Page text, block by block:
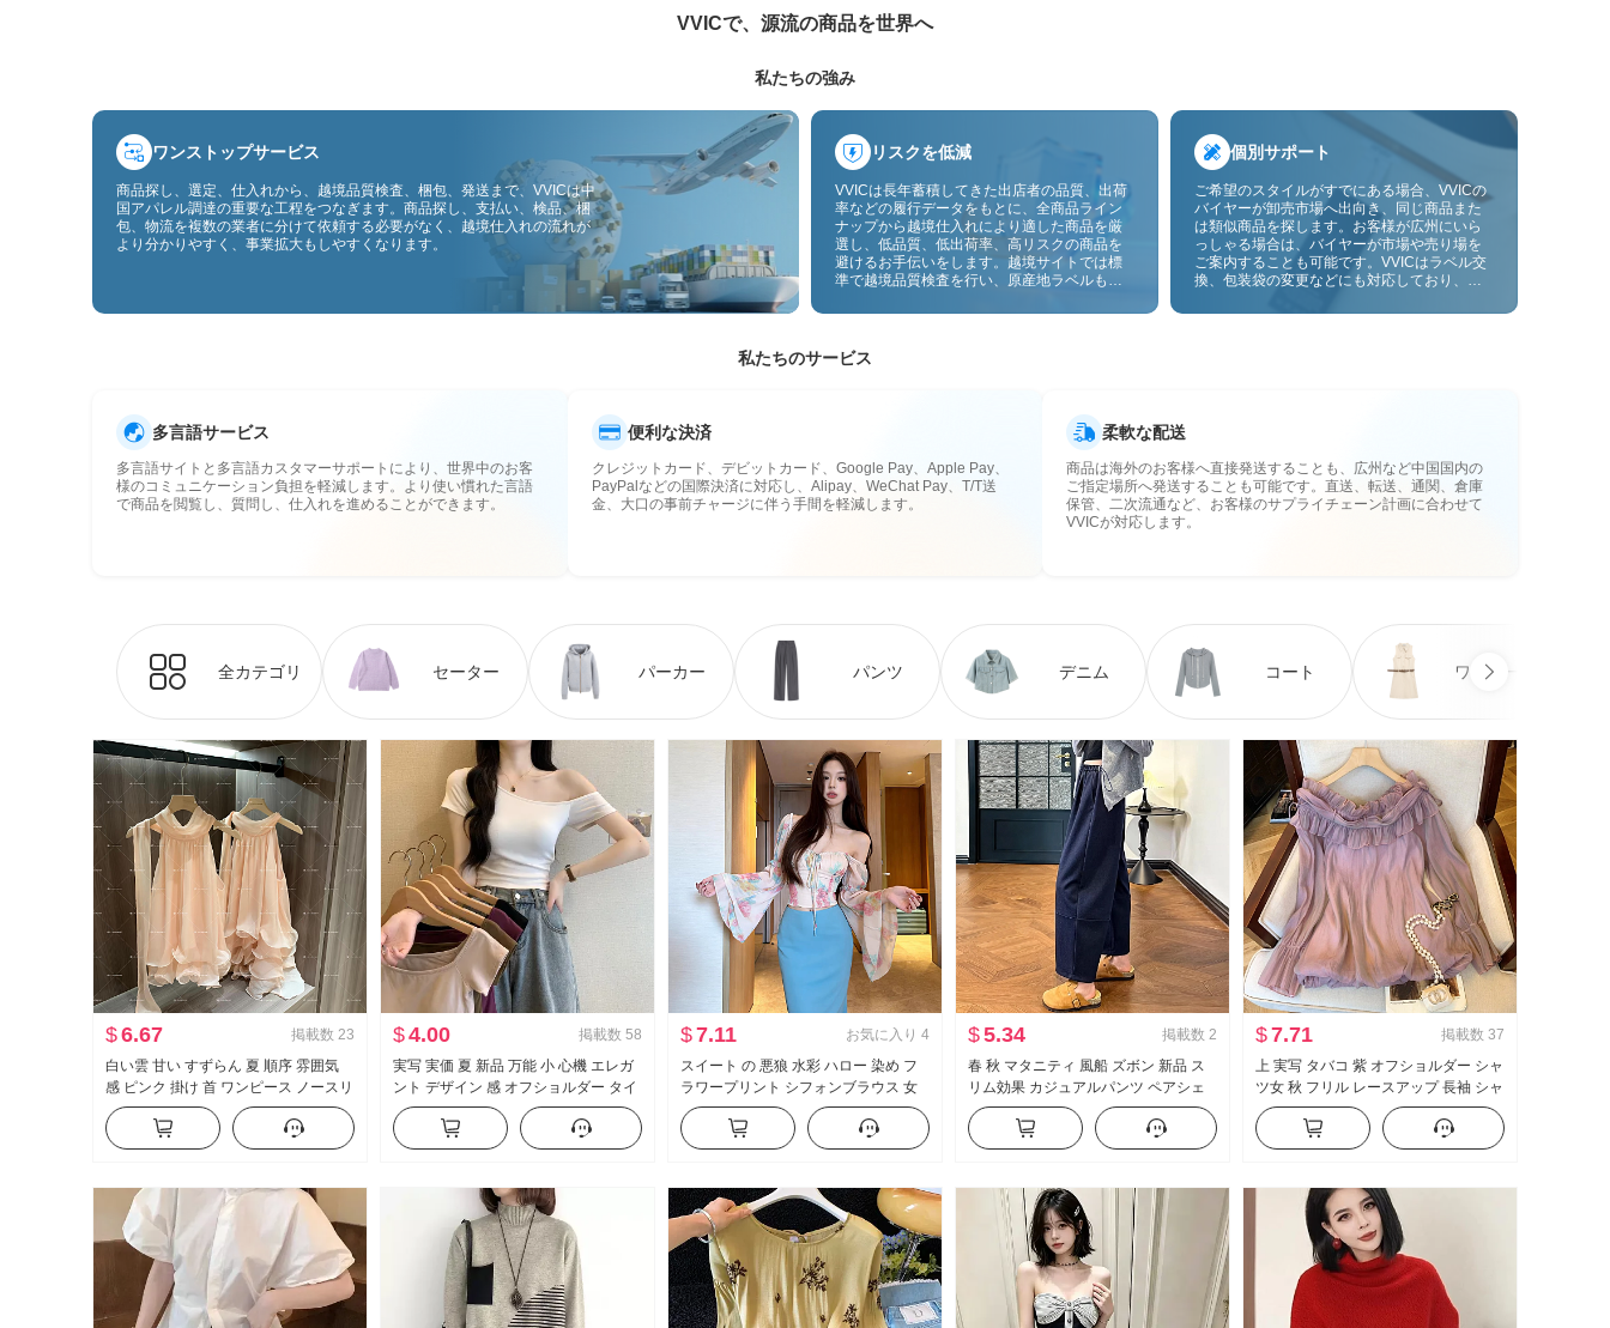
VVICで、源流の商品を世界へ
私たちの強み
ワンストップサービス
商品探し、選定、仕入れから、越境品質検査、梱包、発送まで、VVICは中
国アパレル調達の重要な工程をつなぎます。商品探し、支払い、検品、梱
包、物流を複数の業者に分けて依頼する必要がなく、越境仕入れの流れが
より分かりやすく、事業拡大もしやすくなります。
リスクを低減
VVICは長年蓄積してきた出店者の品質、出荷
率などの履行データをもとに、全商品ライン
ナップから越境仕入れにより適した商品を厳
選し、低品質、低出荷率、高リスクの商品を
避けるお手伝いをします。越境サイトでは標
準で越境品質検査を行い、原産地ラベルも貼
スのリスクをさらに抑えます。
個別サポート
ご希望のスタイルがすでにある場合、VVICの
バイヤーが卸売市場へ出向き、同じ商品また
は類似商品を探します。お客様が広州にいら
っしゃる場合は、バイヤーが市場や売り場を
ご案内することも可能です。VVICはラベル交
換、包装袋の変更などにも対応しており、今
にも対応予定です。仕入れをお客様のビジネ
私たちのサービス
多言語サービス
多言語サイトと多言語カスタマーサポートにより、世界中のお客
様のコミュニケーション負担を軽減します。より使い慣れた言語
で商品を閲覧し、質問し、仕入れを進めることができます。
便利な決済
クレジットカード、デビットカード、Google Pay、Apple Pay、
PayPalなどの国際決済に対応し、Alipay、WeChat Pay、T/T送
金、大口の事前チャージに伴う手間を軽減します。
柔軟な配送
商品は海外のお客様へ直接発送することも、広州など中国国内の
ご指定場所へ発送することも可能です。直送、転送、通関、倉庫
保管、二次流通など、お客様のサプライチェーン計画に合わせて
VVICが対応します。
全カテゴリ セーター パーカー パンツ デニム コート ワンピース
$6.67 掲載数 23
白い雲 甘い すずらん 夏 順序 雰囲気
感 ピンク 掛け 首 ワンピース ノースリ
ーブ ショート丈 ケーキスカート
$4.00 掲載数 58
実写 実価 夏 新品 万能 小 心機 エレガ
ント デザイン 感 オフショルダー タイ
トフィット スリム効果 ベルト 胸 パッ
ド 服
$7.11 お気に入り 4
スイート の 悪狼 水彩 ハロー 染め フ
ラワープリント シフォンブラウス 女
性の方 襟 デザイン 感 スリム効果 打つ
一括 シャツ トップス
$5.34 掲載数 2
春 秋 マタニティ 風船 ズボン 新品 ス
リム効果 カジュアルパンツ ペアシェ
イプ ボディピース 9ポイント ハーレム
パンツ ワイドパンツ カーゴパンツ
$7.71 掲載数 37
上 実写 タバコ 紫 オフショルダー シャ
ツ女 秋 フリル レースアップ 長袖 シャ
ツ フレンチ 高度 シフォン上着